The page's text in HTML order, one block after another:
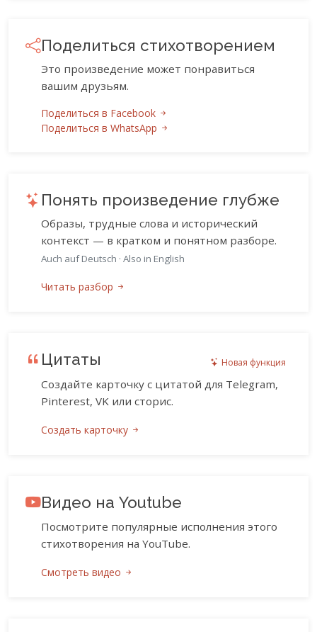
Поделиться стихотворением
Это произведение может понравиться
вашим друзьям.
Поделиться в Facebook
Поделиться в WhatsApp
Понять произведение глубже
Образы, трудные слова и исторический
контекст — в кратком и понятном разборе.
Auch auf Deutsch · Also in English
Читать разбор
Цитаты Новая функция
Создайте карточку с цитатой для Telegram,
Pinterest, VK или сторис.
Создать карточку
Видео на Youtube
Посмотрите популярные исполнения этого
стихотворения на YouTube.
Смотреть видео